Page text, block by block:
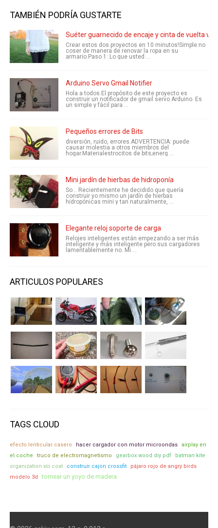
TAMBIÉN PODRÍA GUSTARTE
Suéter guarnecido de encaje y cinta de vuelta
Crear estos dos proyectos en 10 minutos!Simple no
coser de manera de renovar la ropa en su
armario.Paso 1: Lo que usted ...
Arduino Servo Gmail Notifier
Hola a todos.El propósito de este proyecto es
construir un notificador de gmail servo Arduino. Es
un simple y fácil para ...
Pequeños errores de Bits
diversión, ruido, errores.ADVERTENCIA: puede
causar molestia a otros miembros del
hogar.Materialestrocitos de bits;energ ...
Mini jardín de hierbas de hidroponía
So... Recientemente he decidido que quería
construir yo mismo un jardín de hierbas
hidropónicas mini y tan naturalmente, ...
Elegante reloj soporte de carga
Relojes inteligentes están empezando a ser más
inteligente y más inteligente pero sus cargadores
lamentablemente no. Mi ...
ARTICULOS POPULARES
TAGS CLOUD
efecto lenticular casero hacer cargador con motor microondas
airplay en
el coche
truco de electromagnetismo gearbox wood diy pdf
batman kite
organization xiii coat
construir cajon crossfit
pájaro rojo de angry birds
modelo 3d
tornear un yoyo de madera